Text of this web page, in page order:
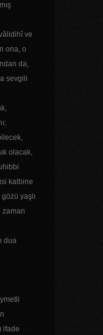
ve
ona, o
da,
sevgili
olacak,
kalbine
yaşlı
zaman
dua
ifade